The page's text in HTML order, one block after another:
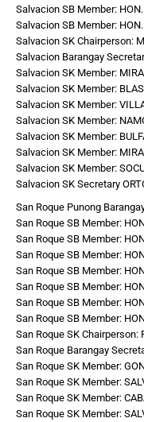
Salvacion SB Member: HON.
Salvacion SB Member:
Salvacion SK Chairperson:
Salvacion Barangay
Salvacion SK Member:
Salvacion SK Member:
Salvacion SK Member:
Salvacion SK Member:
Salvacion SK Member:
Salvacion SK Member:
Salvacion SK Member:
Salvacion SK Secretary
San Roque Punong
San Roque SB Member:
San Roque SB Member:
San Roque SB Member:
San Roque SB Member:
San Roque SB Member:
San Roque SB Member:
San Roque SB Member:
San Roque SK Chairperson:
San Roque Barangay
San Roque SK Member:
San Roque SK Member:
San Roque SK Member:
San Roque SK Member: